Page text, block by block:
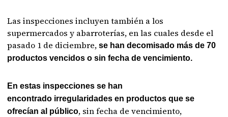
Las inspecciones incluyen también a los
supermercados y abarroterías, en las cuales desde el
pasado 1 de diciembre, se han decomisado más de 70
productos vencidos o sin fecha de vencimiento.
En estas inspecciones se han
encontrado irregularidades en productos que se
ofrecían al público, sin fecha de vencimiento,